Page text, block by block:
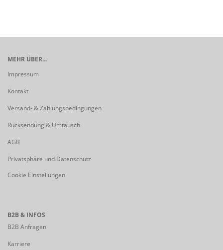
MEHR ÜBER...
Impressum
Kontakt
Versand- & Zahlungsbedingungen
Rücksendung & Umtausch
AGB
Privatsphäre und Datenschutz
Cookie Einstellungen
B2B & INFOS
B2B Anfragen
Karriere